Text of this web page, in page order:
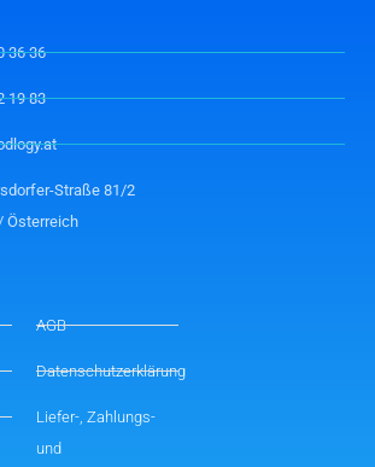
36 36
19 83
Straße 81/2
Österreich
AGB
Datenschutzerklärung
Liefer-, Zahlungs-
und